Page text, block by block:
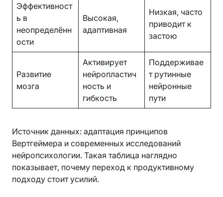
Эффективност
ь в
неопределённ
ости
Высокая,
адаптивная
Низкая, часто
приводит к
застою
Развитие
мозга
Активирует
нейропластич
ность и
гибкость
Поддерживае
т рутинные
нейронные
пути
Источник данных: адаптация принципов
Вертгеймера и современных исследований
нейропсихологии. Такая таблица наглядно
показывает, почему переход к продуктивному
подходу стоит усилий.